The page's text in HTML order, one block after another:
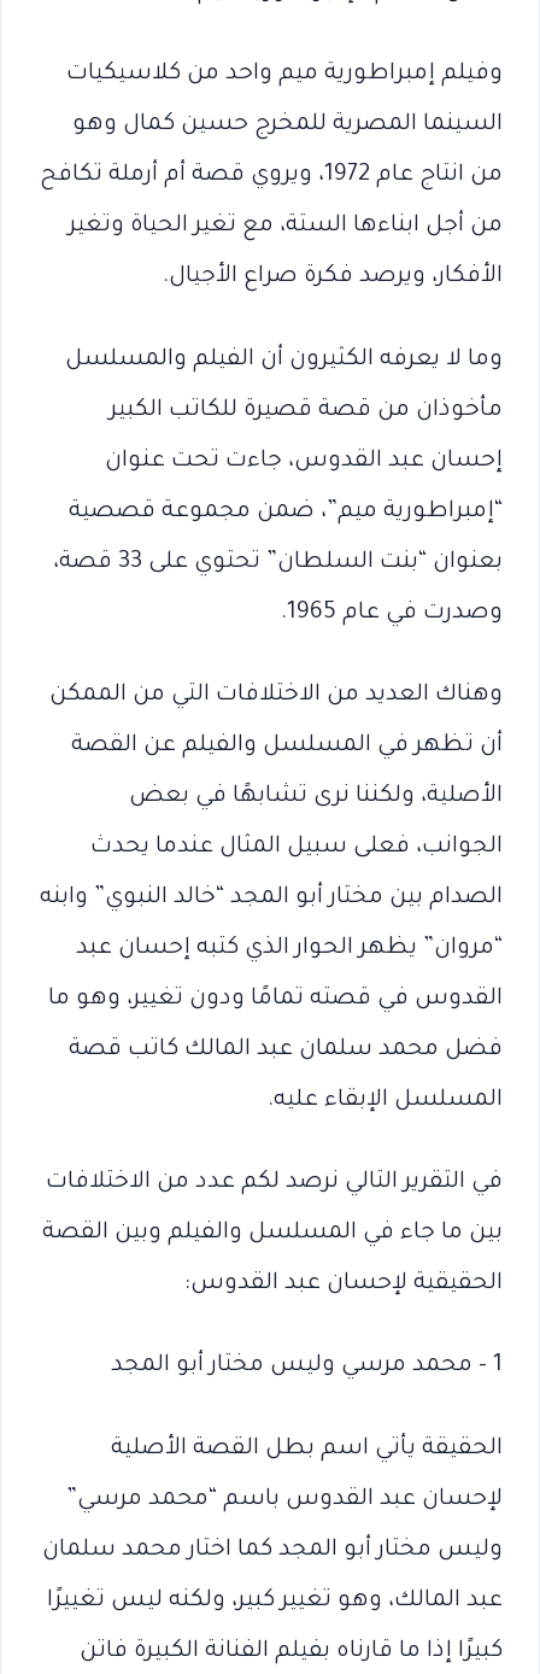
وفيلم إمبراطورية ميم واحد من كلاسيكيات
السينما المصرية للمخرج حسين كمال وهو
من انتاج عام 1972، ويروي قصة أم أرملة تكافح
من أجل ابناءها الستة، مع تغير الحياة وتغير
الأفكار، ويرصد فكرة صراع الأجيال.
وما لا يعرفه الكثيرون أن الفيلم والمسلسل
مأخوذان من قصة قصيرة للكاتب الكبير
إحسان عبد القدوس، جاءت تحت عنوان
“إمبراطورية ميم”، ضمن مجموعة قصصية
بعنوان “بنت السلطان” تحتوي على 33 قصة،
وصدرت في عام 1965.
وهناك العديد من الاختلافات التي من الممكن
أن تظهر في المسلسل والفيلم عن القصة
الأصلية، ولكننا نرى تشابهًا في بعض
الجوانب، فعلى سبيل المثال عندما يحدث
الصدام بين مختار أبو المجد “خالد النبوي” وابنه
“مروان” يظهر الحوار الذي كتبه إحسان عبد
القدوس في قصته تمامًا ودون تغيير، وهو ما
فضل محمد سلمان عبد المالك كاتب قصة
المسلسل الإبقاء عليه.
في التقرير التالي نرصد لكم عدد من الاختلافات
بين ما جاء في المسلسل والفيلم وبين القصة
الحقيقية لإحسان عبد القدوس:
1 – محمد مرسي وليس مختار أبو المجد
الحقيقة يأتي اسم بطل القصة الأصلية
لإحسان عبد القدوس باسم “محمد مرسي”
وليس مختار أبو المجد كما اختار محمد سلمان
عبد المالك، وهو تغيير كبير، ولكنه ليس تغييرًا
كبيرًا إذا ما قارناه بفيلم الفنانة الكبيرة فاتن